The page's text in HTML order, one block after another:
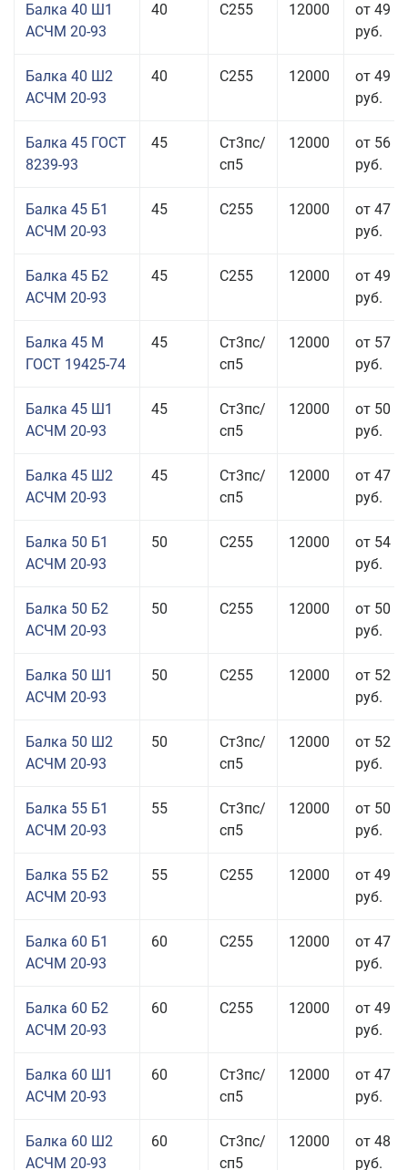
Балка 40 Ш1
АСЧМ 20-93
40 С255 12000
от 49
руб.
Балка 40 Ш2
АСЧМ 20-93
40 С255 12000
от 49
руб.
Балка 45 ГОСТ
8239-93
45
Ст3пс/
сп5
12000
от 56
руб.
Балка 45 Б1
АСЧМ 20-93
45 С255 12000
от 47
руб.
Балка 45 Б2
АСЧМ 20-93
45 С255 12000
от 49
руб.
Балка 45 М
ГОСТ 19425-74
45
Ст3пс/
сп5
12000
от 57
руб.
Балка 45 Ш1
АСЧМ 20-93
45
Ст3пс/
сп5
12000
от 50
руб.
Балка 45 Ш2
АСЧМ 20-93
45
Ст3пс/
сп5
12000
от 47
руб.
Балка 50 Б1
АСЧМ 20-93
50 С255 12000
от 54
руб.
Балка 50 Б2
АСЧМ 20-93
50 С255 12000
от 50
руб.
Балка 50 Ш1
АСЧМ 20-93
50 С255 12000
от 52
руб.
Балка 50 Ш2
АСЧМ 20-93
50
Ст3пс/
сп5
12000
от 52
руб.
Балка 55 Б1
АСЧМ 20-93
55
Ст3пс/
сп5
12000
от 50
руб.
Балка 55 Б2
АСЧМ 20-93
55 С255 12000
от 49
руб.
Балка 60 Б1
АСЧМ 20-93
60 С255 12000
от 47
руб.
Балка 60 Б2
АСЧМ 20-93
60 С255 12000
от 49
руб.
Балка 60 Ш1
АСЧМ 20-93
60
Ст3пс/
сп5
12000
от 47
руб.
Балка 60 Ш2
АСЧМ 20-93
60
Ст3пс/
сп5
12000
от 48
руб.